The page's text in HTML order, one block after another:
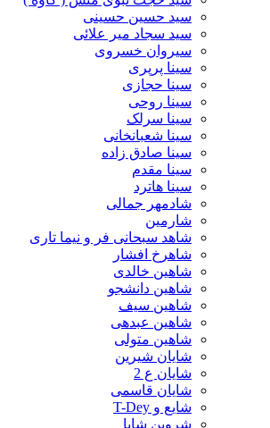
سید حسین حسینى
سید سجاد میر علائی
سیروان خسروی
سینا پرپری
سینا حجازی
سینا روحی
سینا سرلک
سینا شعبانخانی
سینا صادق زاده
سینا مقدم
سینا هاترد
شادمهر جمالی
شارمین
شاهد سبحانی فر و نیما تاری
شاهرخ افشار
شاهین خالدی
شاهین دانشجو
شاهین سیف
شاهین عبدهی
شاهین متولی
شایان شیرین
شایان ع 2
شایان قاسمی
شایع و T-Dey
شروین شایا